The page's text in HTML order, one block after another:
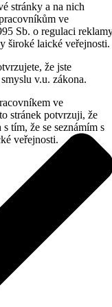
stránky a na nich
ve
Sb. o regulaci
široké laické veřejnosti.
že jste
v.u. zákona.
ve
stránek potvrzuji, že
tím, že se seznámím s
veřejnosti.